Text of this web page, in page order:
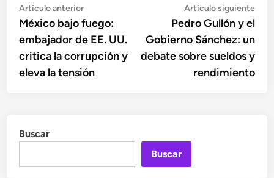
Navegación
de
entradas
Artículo anteriorArtículo
anterior:
México bajo fuego:
embajador de EE. UU.
critica la corrupción y
eleva la tensión
Artículo siguiente
Pedro Gullón y el
Gobierno Sánchez: un
debate sobre sueldos y
rendimiento
Buscar
Buscar